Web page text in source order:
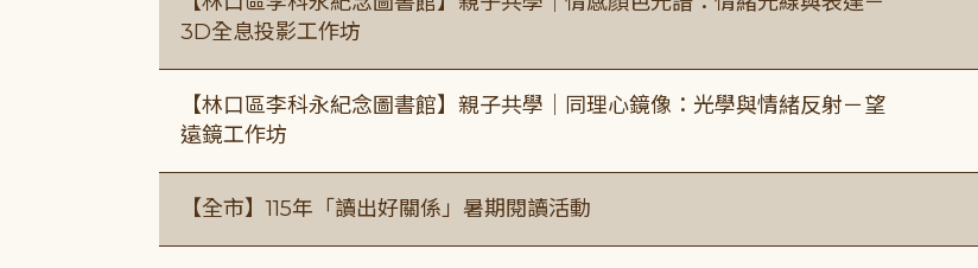
3D全息投影工作坊
【林口區李科永紀念圖書館】親子共學｜同理心鏡像：光學與情緒反射－望
遠鏡工作坊
【全市】115年「讀出好關係」暑期閱讀活動